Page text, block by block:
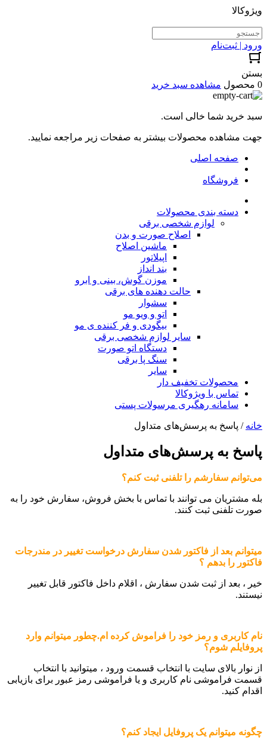
ویژوکالا
ورود | ثبت‌نام
بستن
0 محصول
مشاهده سبد خرید
سبد خرید شما خالی است.
جهت مشاهده محصولات بیشتر به صفحات زیر مراجعه نمایید.
صفحه اصلی
فروشگاه
دسته بندی محصولات
لوازم شخصی برقی
اصلاح صورت و بدن
ماشین اصلاح
اپیلاتور
بند انداز
موزن گوش، بینی و ابرو
حالت دهنده های برقی
سشوار
اتو و ویو مو
بیگودی و فر کننده ی مو
سایر لوازم شخصی برقی
دستگاه اتو صورت
سنگ پا برقی
سایر
محصولات تخفیف دار
تماس با ویژوکالا
سامانه رهگیری مرسولات پستی
خانه / پاسخ به پرسش‌های متداول
پاسخ به پرسش‌های متداول
می‏‌توانم سفارشم را تلفنی ثبت کنم؟
بله مشتریان می توانند با تماس با بخش فروش، سفارش خود را به
صورت تلفنی ثبت کنند.
میتوانم بعد از فاکتور شدن سفارش درخواست تغییر در مندرجات
فاکتور را بدهم ؟
خیر ، بعد از ثبت شدن سفارش ، اقلام داخل فاکتور قابل تغییر
نیستند.
نام کاربری و رمز خود را فراموش کرده ام.چطور میتوانم وارد
پروفایلم شوم؟
از نوار بالای سایت با انتخاب قسمت ورود ، میتوانید با انتخاب
قسمت فراموشی نام کاربری و یا فراموشی رمز عبور برای بازیابی
اقدام کنید.
چگونه میتوانم یک پروفایل ایجاد کنم؟